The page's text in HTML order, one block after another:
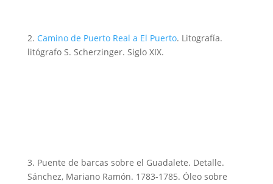
2. Camino de Puerto Real a El Puerto. Litografía.
litógrafo S. Scherzinger. Siglo XIX.
3. Puente de barcas sobre el Guadalete. Detalle.
Sánchez, Mariano Ramón. 1783-1785. Óleo sobre